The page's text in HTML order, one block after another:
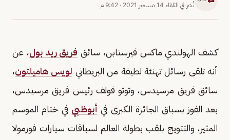
نُشر في الثلاثاء 14 ديسمبر 2021 · 9:42 م
كشف الهولندي ماكس فيرستابن، سائق فريق ريد بول، عن
أنه تلقى رسائل تهنئة لطيفة من البريطاني لويس هاميلتون،
سائق فريق مرسيدس، وتوتو فولف رئيس فريق مرسيدس،
بعد الفوز بسباق الجائزة الكبرى في أبوظبي في ختام الموسم
المثير، والتتويج بلقب بطولة العالم لسباقات سيارات فورمولا